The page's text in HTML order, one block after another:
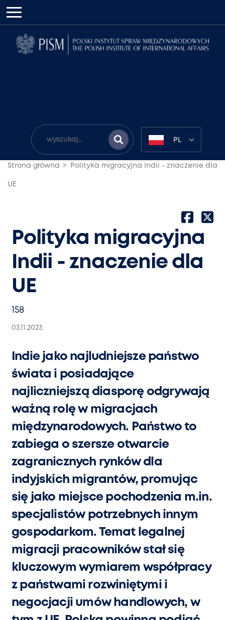
PL
Strona główna Polityka migracyjna Indii - znaczenie dla
UE
Polityka migracyjna
Indii - znaczenie dla
UE
158
03.11.2023
Indie jako najludniejsze państwo
świata i posiadające
najliczniejszą diasporę odgrywają
ważną rolę w migracjach
międzynarodowych. Państwo to
zabiega o szersze otwarcie
zagranicznych rynków dla
indyjskich migrantów, promując
się jako miejsce pochodzenia m.in.
specjalistów potrzebnych innym
gospodarkom. Temat legalnej
migracji pracowników stał się
kluczowym wymiarem współpracy
z państwami rozwiniętymi i
negocjacji umów handlowych, w